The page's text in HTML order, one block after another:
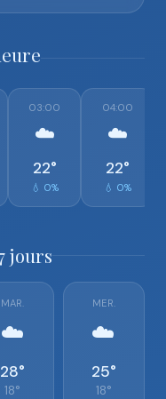
03:00
☁️
22°
💧 0%
04:00
☁️
22°
💧 0%
jours
MAR.
☁️
28°
18°
MER.
☁️
25°
18°